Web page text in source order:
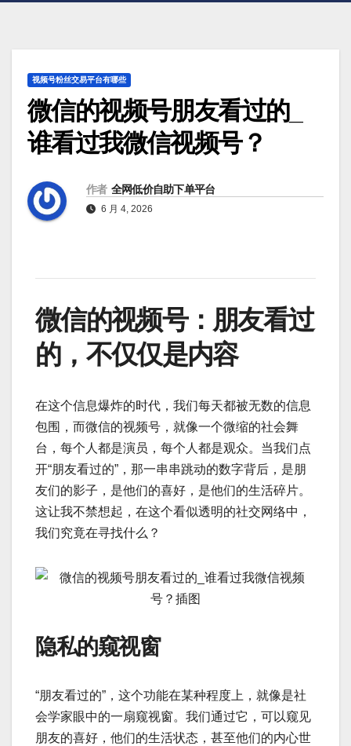
视频号粉丝交易平台有哪些
微信的视频号朋友看过的_
谁看过我微信视频号？
作者 全网低价自助下单平台
6 月 4, 2026
微信的视频号：朋友看过
的，不仅仅是内容
在这个信息爆炸的时代，我们每天都被无数的信息
包围，而微信的视频号，就像一个微缩的社会舞
台，每个人都是演员，每个人都是观众。当我们点
开“朋友看过的”，那一串串跳动的数字背后，是朋
友们的影子，是他们的喜好，是他们的生活碎片。
这让我不禁想起，在这个看似透明的社交网络中，
我们究竟在寻找什么？
隐私的窥视窗
“朋友看过的”，这个功能在某种程度上，就像是社
会学家眼中的一扇窥视窗。我们通过它，可以窥见
朋友的喜好，他们的生活状态，甚至他们的内心世